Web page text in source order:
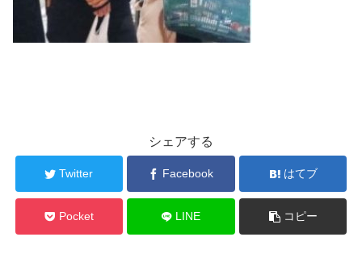
シェアする
Twitter Facebook はてブ
Pocket LINE コピー